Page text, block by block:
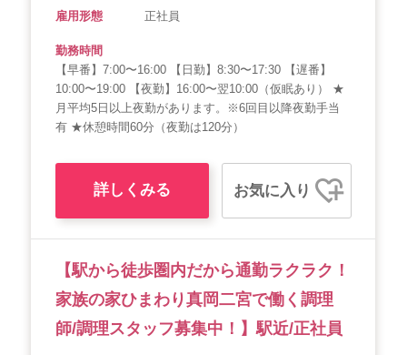
雇用形態 正社員
勤務時間
【早番】7:00〜16:00 【日勤】8:30〜17:30 【遅番】
10:00〜19:00 【夜勤】16:00〜翌10:00（仮眠あり） ★
月平均5日以上夜勤があります。※6回目以降夜勤手当
有 ★休憩時間60分（夜勤は120分）
詳しくみる お気に入り
【駅から徒歩圏内だから通勤ラクラク！
家族の家ひまわり真岡二宮で働く調理
師/調理スタッフ募集中！】駅近/正社員